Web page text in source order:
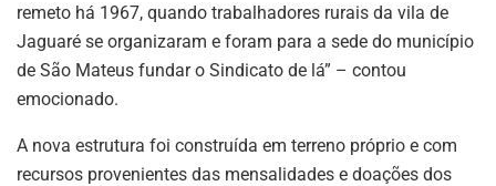
remeto há 1967, quando trabalhadores rurais da vila de
Jaguaré se organizaram e foram para a sede do município
de São Mateus fundar o Sindicato de lá” – contou
emocionado.
A nova estrutura foi construída em terreno próprio e com
recursos provenientes das mensalidades e doações dos